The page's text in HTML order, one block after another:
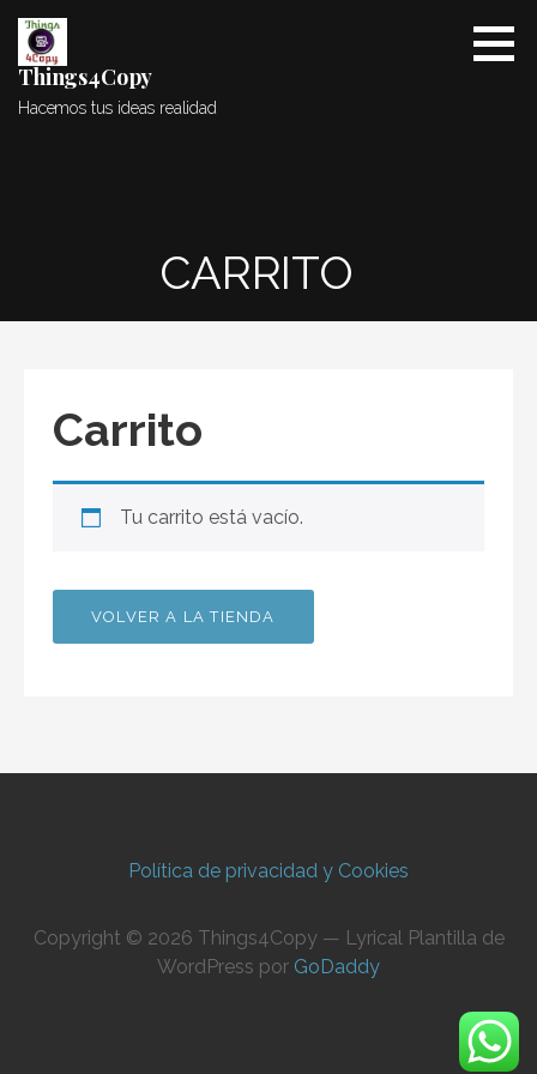
Saltar
contenido
Things4Copy
Hacemos tus ideas realidad
CARRITO
Carrito
Tu carrito está vacío.
VOLVER A LA TIENDA
Política de privacidad y Cookies
Copyright © 2026 Things4Copy — Lyrical Plantilla de
WordPress por GoDaddy